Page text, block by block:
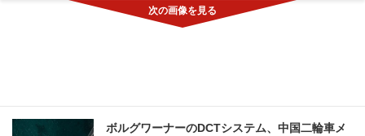
ボルグワーナーのDCTシステム、中国二輪車メ